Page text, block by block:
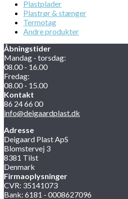
Plastplader
Plastrør & stænger
Termotag
Andre produkter
Åbningstider
Mandag - torsdag:
08.00 - 16.00
Fredag:
08.00 - 15.00
Kontakt
86 24 66 00
info@deigaardplast.dk
Adresse
Deigaard Plast ApS
Blomstervej 3
8381 Tilst
Denmark
Firmaoplysninger
CVR: 35141073
Bank: 6181 - 0008627096